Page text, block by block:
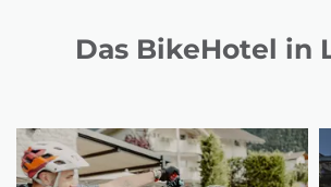
Das BikeHotel in